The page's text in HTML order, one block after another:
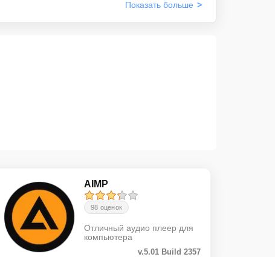
Показать больше
AIMP
98 оценок
Отличный аудио плеер для
компьютера
v.5.01 Build 2357